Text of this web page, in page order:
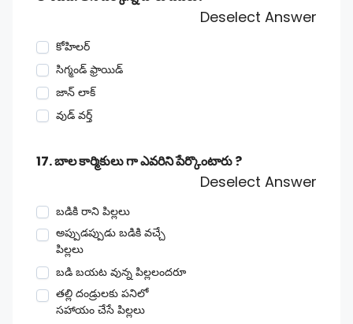
Deselect Answer
కోహిలర్
సిగ్మండ్ ఫ్రాయిడ్
జాన్ లాక్
వుడ్ వర్త్
17. బాల కార్మికులు గా ఎవరిని పేర్కొంటారు ?
Deselect Answer
బడికి రాని పిల్లలు
అప్పుడప్పుడు బడికి వచ్చే
పిల్లలు
బడి బయట వున్న పిల్లలందరూ
తల్లి దండ్రులకు పనిలో
సహాయం చేసే పిల్లలు